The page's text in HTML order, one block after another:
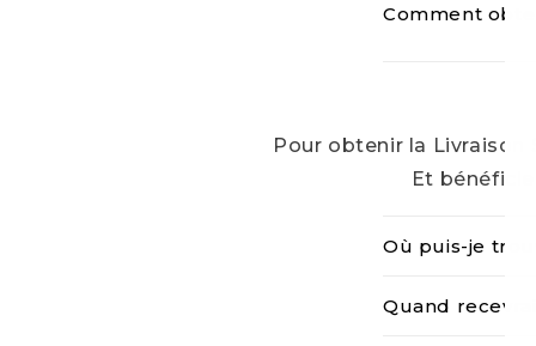
Comment
Pour obtenir la Livraison
Et
C
n
Où puis-je
Quand